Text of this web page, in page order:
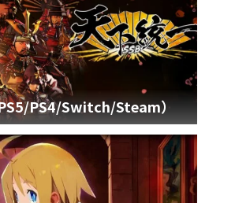
PS4/Switch/Steam）